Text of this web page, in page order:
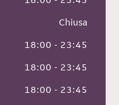
Chiusa
18:00 - 23:45
18:00 - 23:45
18:00 - 23:45